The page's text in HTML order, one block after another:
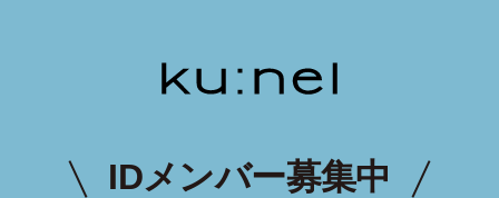
IDメンバー募集中